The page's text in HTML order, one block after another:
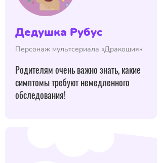
Дедушка Рубус
Персонаж мультсериала «Дракошия»
Родителям очень важно знать, какие
симптомы требуют немедленного
обследования!